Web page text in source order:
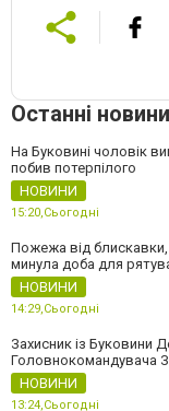
Останні новини
На Буковині чоловік
побив потерпілого
НОВИНИ
15:20,Сьогодні
Пожежа від
минула доба для
НОВИНИ
14:29,Сьогодні
Захисник із Буковини
Головнокомандувача
НОВИНИ
13:24,Сьогодні